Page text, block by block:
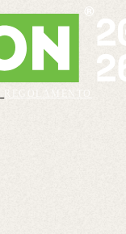
REGOLAMENTO